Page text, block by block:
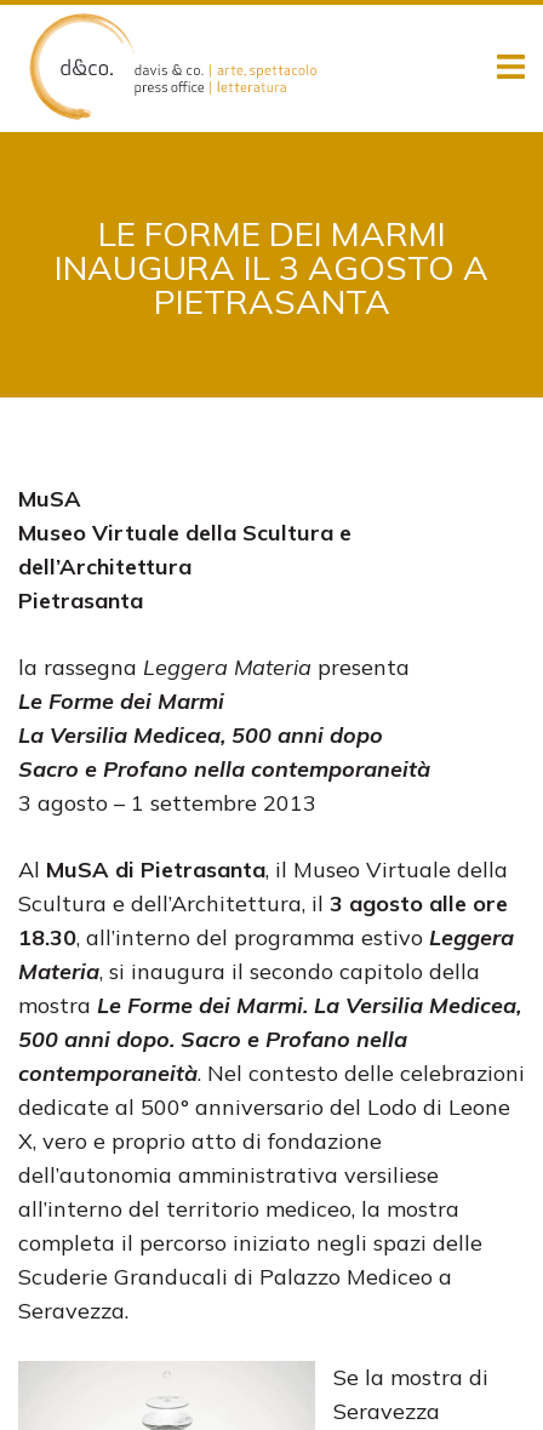
content
LE FORME DEI MARMI
INAUGURA IL 3 AGOSTO A
PIETRASANTA
MuSA
Museo Virtuale della Scultura e
dell’Architettura
Pietrasanta
la rassegna Leggera Materia presenta
Le Forme dei Marmi
La Versilia Medicea, 500 anni dopo
Sacro e Profano nella contemporaneità
3 agosto – 1 settembre 2013
Al MuSA di Pietrasanta, il Museo Virtuale della
Scultura e dell’Architettura, il 3 agosto alle ore
18.30, all’interno del programma estivo Leggera
Materia, si inaugura il secondo capitolo della
mostra Le Forme dei Marmi. La Versilia Medicea,
500 anni dopo. Sacro e Profano nella
contemporaneità. Nel contesto delle celebrazioni
dedicate al 500° anniversario del Lodo di Leone
X, vero e proprio atto di fondazione
dell’autonomia amministrativa versiliese
all’interno del territorio mediceo, la mostra
completa il percorso iniziato negli spazi delle
Scuderie Granducali di Palazzo Mediceo a
Seravezza.
Se la mostra di
Seravezza